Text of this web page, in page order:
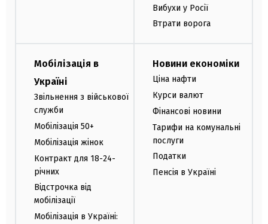
Вибухи у Росії
Втрати ворога
Мобілізація в
Україні
Звільнення з військової
служби
Мобілізація 50+
Мобілізація жінок
Контракт для 18-24-
річних
Відстрочка від
мобілізації
Мобілізація в Україні:
Новини економіки
Ціна нафти
Курси валют
Фінансові новини
Тарифи на комунальні
послуги
Податки
Пенсія в Україні